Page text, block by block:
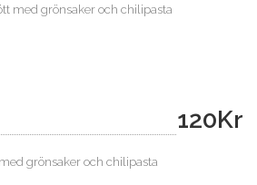
med grönsaker och chilipasta
120Kr
grönsaker och chilipasta